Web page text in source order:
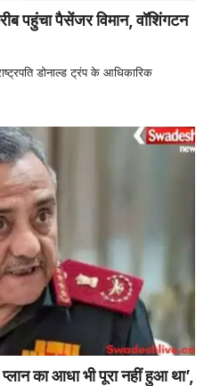
पहुंचा पैसेंजर विमान, वॉशिंगटन
डोनाल्ड ट्रंप के आधिकारिक
का आधा भी पूरा नहीं हुआ था’,